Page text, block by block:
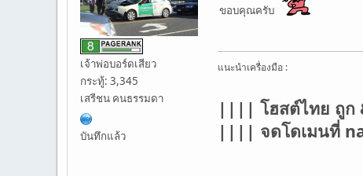
เจ้าพ่อบอร์ดเสียว
กระทู้: 3,345
เสรีชน คนธรรมดา
บันทึกแล้ว
ขอบคุณครับ
แนะนำเครื่องมือ :
|||| โฮสต์ไทย ถู
|||| จดโดเมนที่